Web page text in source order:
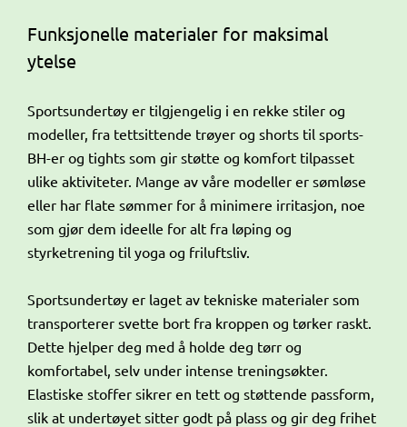
Funksjonelle materialer for maksimal
ytelse
Sportsundertøy er tilgjengelig i en rekke stiler og
modeller, fra tettsittende trøyer og shorts til sports-
BH-er og tights som gir støtte og komfort tilpasset
ulike aktiviteter. Mange av våre modeller er sømløse
eller har flate sømmer for å minimere irritasjon, noe
som gjør dem ideelle for alt fra løping og
styrketrening til yoga og friluftsliv.
Sportsundertøy er laget av tekniske materialer som
transporterer svette bort fra kroppen og tørker raskt.
Dette hjelper deg med å holde deg tørr og
komfortabel, selv under intense treningsøkter.
Elastiske stoffer sikrer en tett og støttende passform,
slik at undertøyet sitter godt på plass og gir deg frihet